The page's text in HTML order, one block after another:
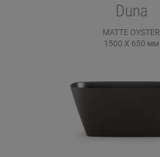
Duna
MATTE OYSTER
1500 X 650 мм